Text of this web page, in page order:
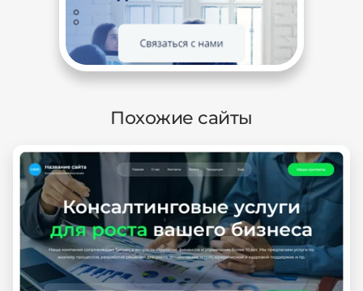
Похожие сайты